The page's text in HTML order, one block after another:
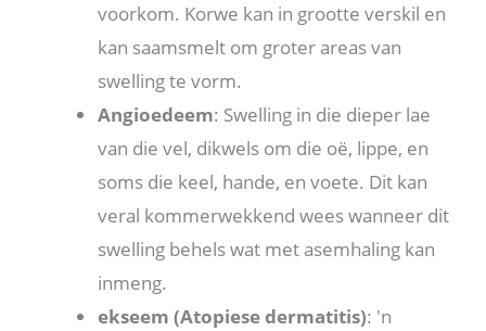
voorkom. Korwe kan in grootte verskil en
kan saamsmelt om groter areas van
swelling te vorm.
Angioedeem: Swelling in die dieper lae
van die vel, dikwels om die oë, lippe, en
soms die keel, hande, en voete. Dit kan
veral kommerwekkend wees wanneer dit
swelling behels wat met asemhaling kan
inmeng.
ekseem (Atopiese dermatitis): 'n